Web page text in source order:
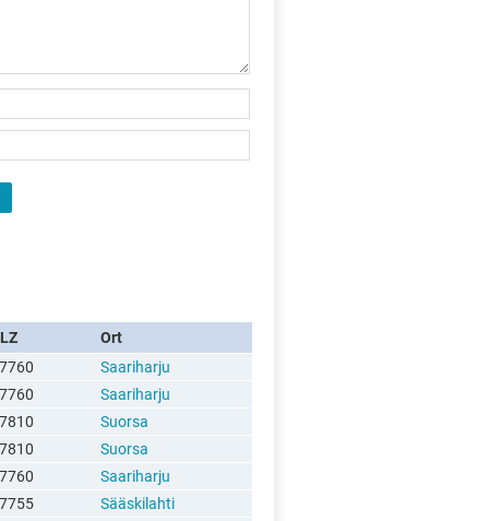
Ort
Saariharju
Saariharju
Suorsa
Suorsa
Saariharju
Sääskilahti